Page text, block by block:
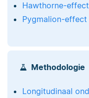
Hawthorne-effect
Pygmalion-effect
Methodologie
Longitudinaal